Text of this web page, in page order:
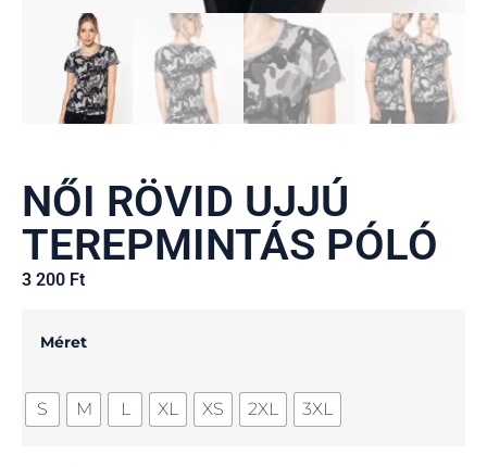
NŐI RÖVID UJJÚ
TEREPMINTÁS PÓLÓ
3 200 Ft
Méret
S M L XL XS 2XL 3XL